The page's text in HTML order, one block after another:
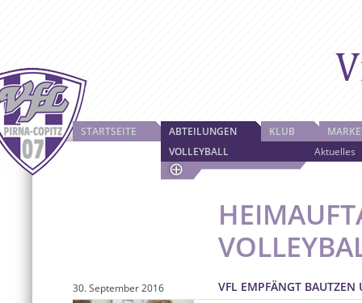
STARTSEITE
ABTEILUNGEN
VOLLEYBALL
Aktuelles
KLUB
VFL EMPFÄNGT BAUTZEN
30. September 2016